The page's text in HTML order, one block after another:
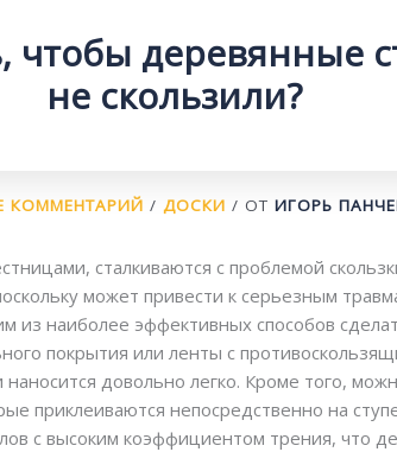
чтобы деревянные
не скользили?
КОММЕНТАРИЙ / ДОСКИ / ОТ ИГОРЬ
сталкиваются с проблемой
может привести к серьезным
из наиболее эффективных способов
покрытия или ленты с
довольно легко. Кроме того,
приклеиваются непосредственно на
с высоким коэффициентом трения, что